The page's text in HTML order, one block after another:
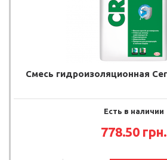
Смесь гидроизоляционная
Есть в наличии
778.50 грн.